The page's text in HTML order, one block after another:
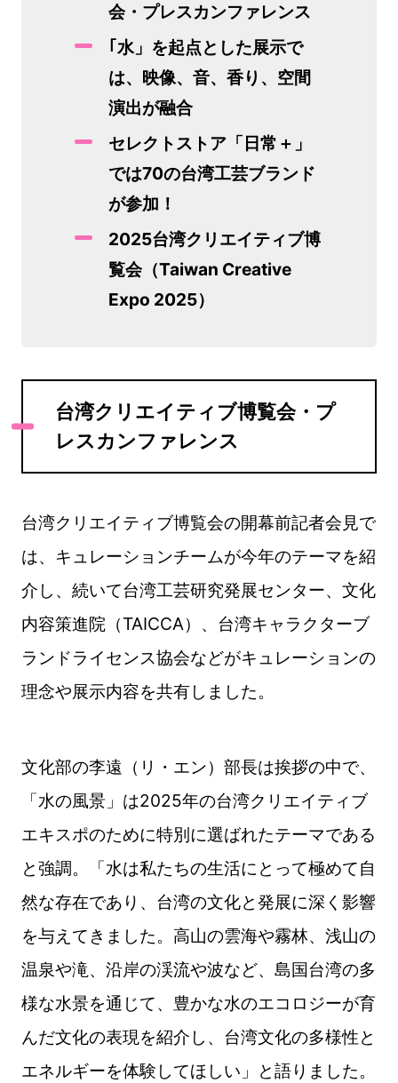
会・プレスカンファレンス
｢水」を起点とした展示で
は、映像、音、香り、空間
演出が融合
セレクトストア「日常＋」
では70の台湾工芸ブランド
が参加！
2025台湾クリエイティブ博
覧会（Taiwan Creative
Expo 2025）
台湾クリエイティブ博覧会・プ
レスカンファレンス
台湾クリエイティブ博覧会の開幕前記者会見で
は、キュレーションチームが今年のテーマを紹
介し、続いて台湾工芸研究発展センター、文化
内容策進院（TAICCA）、台湾キャラクターブ
ランドライセンス協会などがキュレーションの
理念や展示内容を共有しました。
文化部の李遠（リ・エン）部長は挨拶の中で、
「水の風景」は2025年の台湾クリエイティブ
エキスポのために特別に選ばれたテーマである
と強調。「水は私たちの生活にとって極めて自
然な存在であり、台湾の文化と発展に深く影響
を与えてきました。高山の雲海や霧林、浅山の
温泉や滝、沿岸の渓流や波など、島国台湾の多
様な水景を通じて、豊かな水のエコロジーが育
んだ文化の表現を紹介し、台湾文化の多様性と
エネルギーを体験してほしい」と語りました。